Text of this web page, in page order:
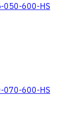
050-600-HS
070-600-HS